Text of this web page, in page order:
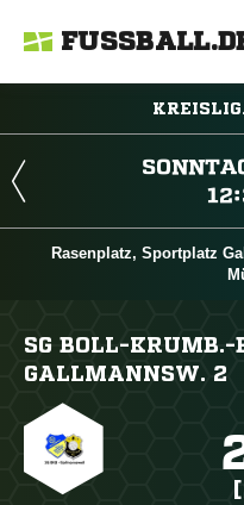
Rasenplatz, Sportplatz
SG BOLL-
GALLMANNSW. 2